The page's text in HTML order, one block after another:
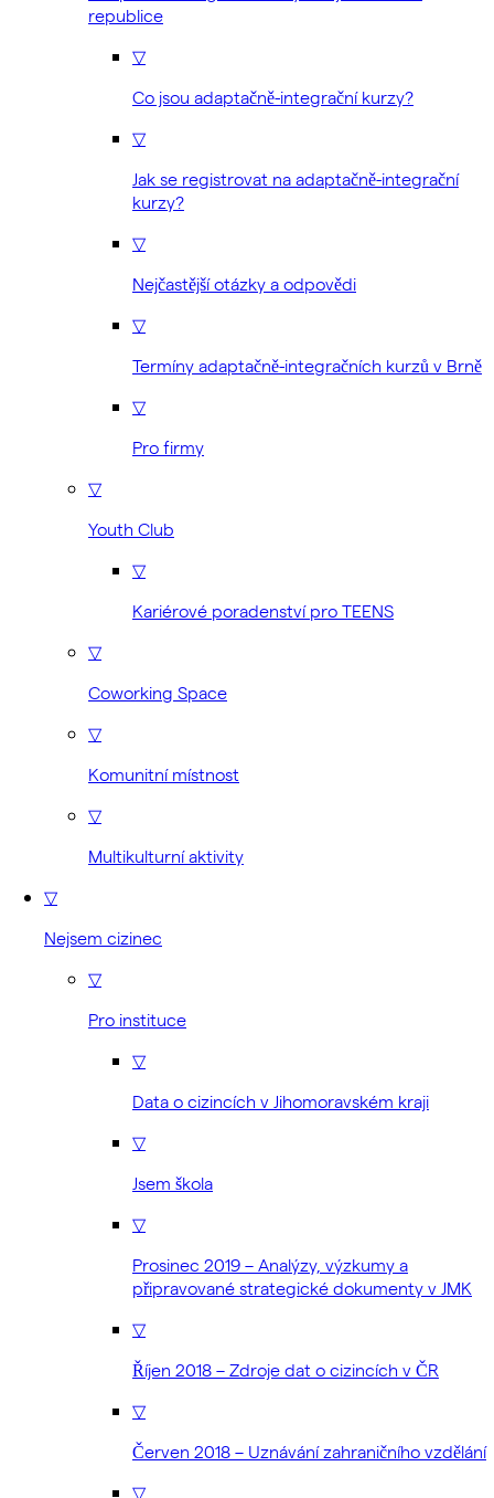
republice
▽
Co jsou adaptačně-integrační kurzy?
▽
Jak se registrovat na adaptačně-integrační
kurzy?
▽
Nejčastější otázky a odpovědi
▽
Termíny adaptačně-integračních kurzů v Brně
▽
Pro firmy
▽
Youth Club
▽
Kariérové poradenství pro TEENS
▽
Coworking Space
▽
Komunitní místnost
▽
Multikulturní aktivity
▽
Nejsem cizinec
▽
Pro instituce
▽
Data o cizincích v Jihomoravském kraji
▽
Jsem škola
▽
Prosinec 2019 – Analýzy, výzkumy a
připravované strategické dokumenty v JMK
▽
Říjen 2018 – Zdroje dat o cizincích v ČR
▽
Červen 2018 – Uznávání zahraničního vzdělání
▽